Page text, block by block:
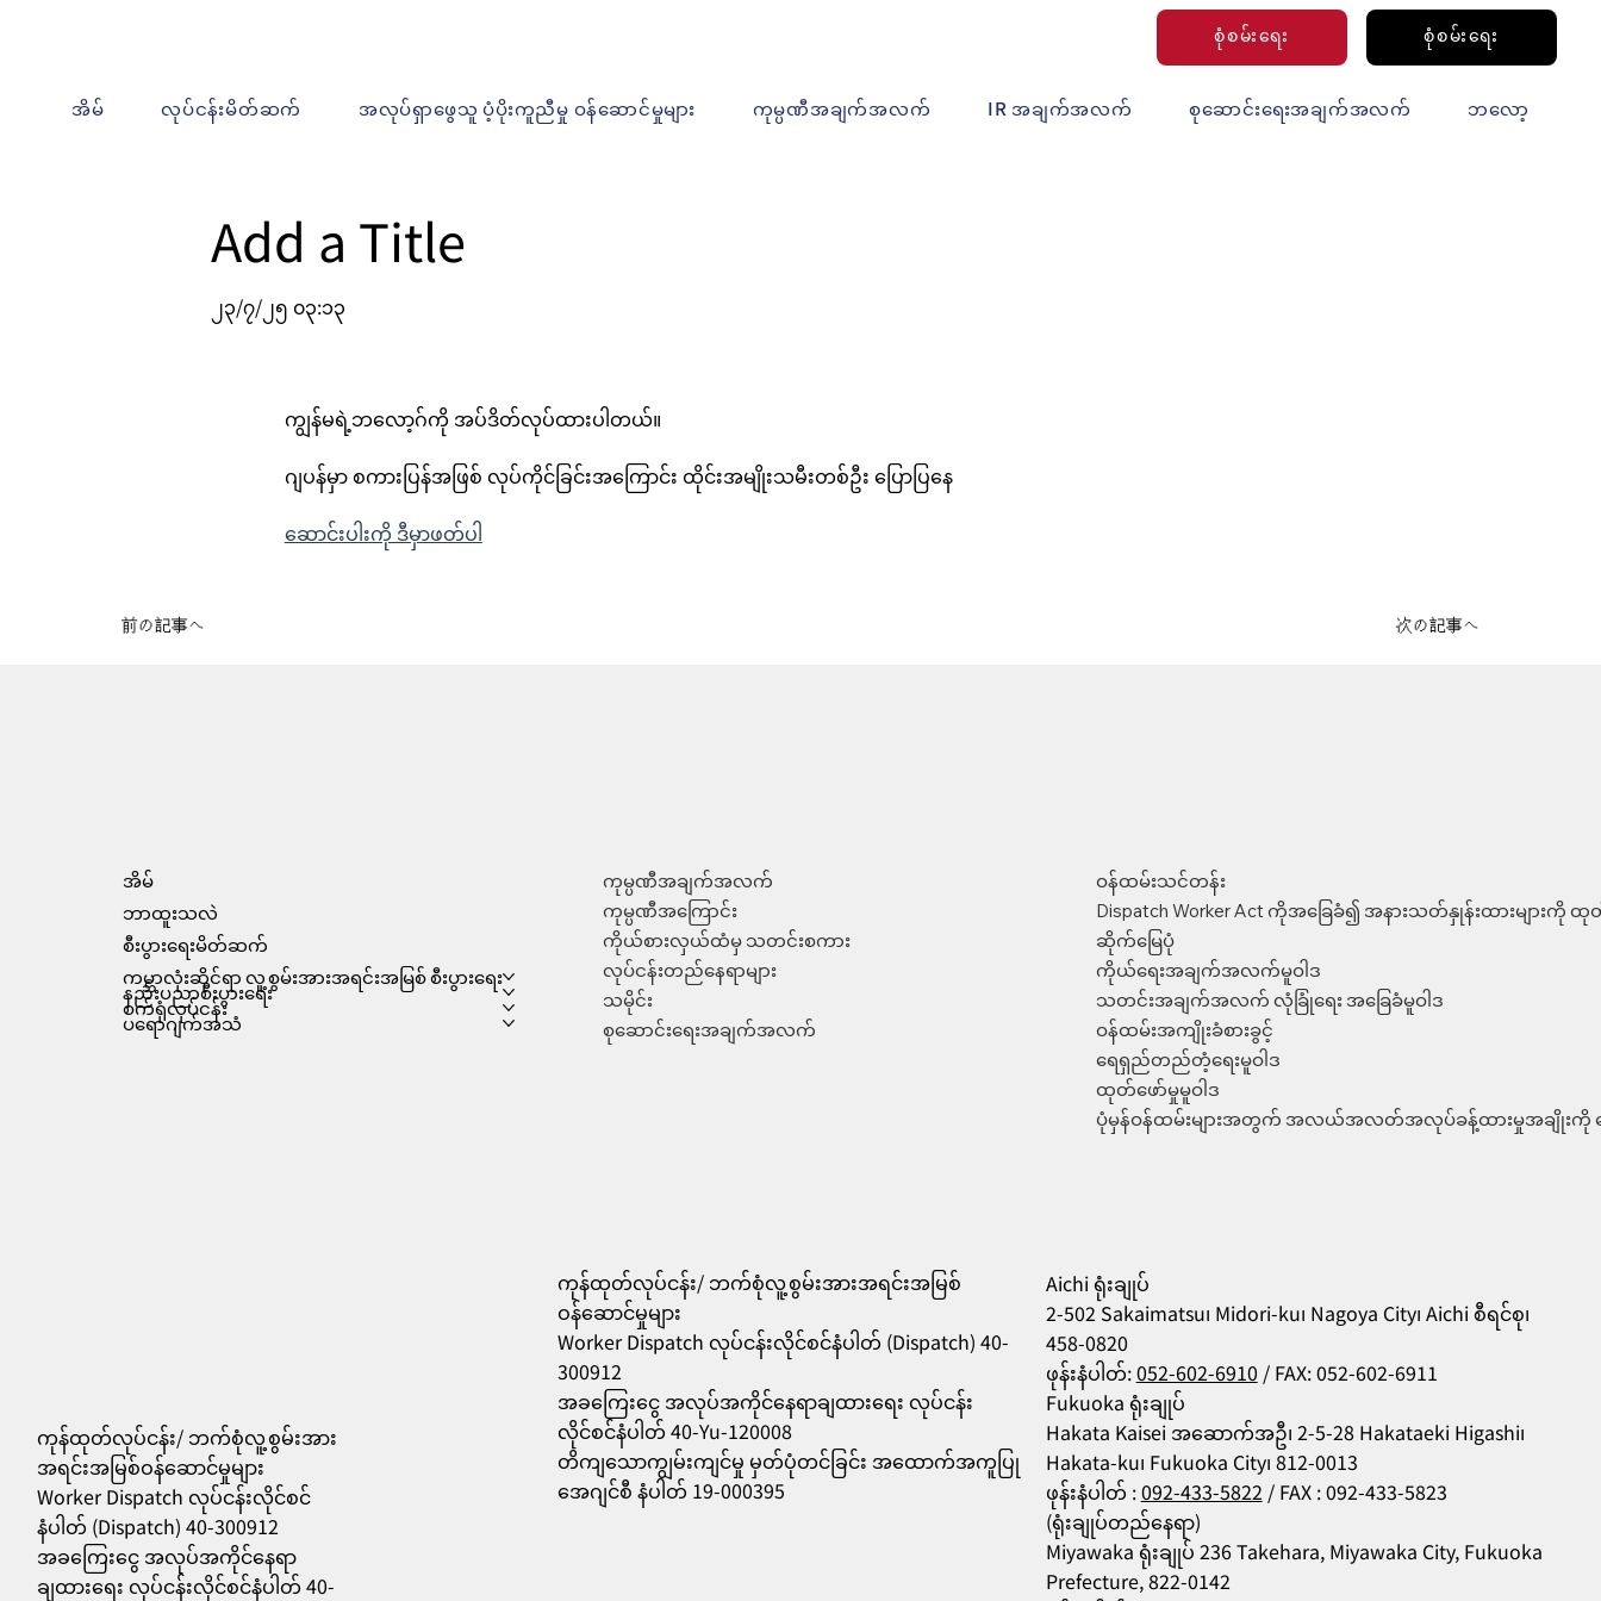
စုံစမ်းရေး စုံစမ်းရေး
အိမ် လုပ်ငန်းမိတ်ဆက် အလုပ်ရှာဖွေသူ ပံ့ပိုးကူညီမှု ဝန်ဆောင်မှုများ ကုမ္ပဏီအချက်အလက် IR အချက်အလက် စုဆောင်းရေးအချက်အလက် ဘလော့
Add a Title
၂၃/၇/၂၅ ၀၃:၁၃
前の記事へ 次の記事へ
ကျွန်မရဲ့ဘလော့ဂ်ကို အပ်ဒိတ်လုပ်ထားပါတယ်။
ဂျပန်မှာ စကားပြန်အဖြစ် လုပ်ကိုင်ခြင်းအကြောင်း ထိုင်းအမျိုးသမီးတစ်ဦး ပြောပြနေ
ဆောင်းပါးကို ဒီမှာဖတ်ပါ
အိမ်
ဘာထူးသလဲ
စီးပွားရေးမိတ်ဆက်
ကမ္ဘာလုံးဆိုင်ရာ လူ့စွမ်းအားအရင်းအမြစ် စီးပွားရေး
နည်းပညာစီးပွားရေး
စက်ရုံလုပ်ငန်း
ပရောဂျက်အသံ
ကုမ္ပဏီအချက်အလက်
ကုမ္ပဏီအကြောင်း
ကိုယ်စားလှယ်ထံမှ သတင်းစကား
လုပ်ငန်းတည်နေရာများ
သမိုင်း
စုဆောင်းရေးအချက်အလက်
ဝန်ထမ်းသင်တန်း
Dispatch Worker Act ကိုအခြေခံ၍ အနားသတ်နှုန်းထားများကို ထုတ်
ဆိုက်မြေပုံ
ကိုယ်ရေးအချက်အလက်မူဝါဒ
သတင်းအချက်အလက် လုံခြုံရေး အခြေခံမူဝါဒ
ဝန်ထမ်းအကျိုးခံစားခွင့်
ရေရှည်တည်တံ့ရေးမူဝါဒ
ထုတ်ဖော်မှုမူဝါဒ
ပုံမှန်ဝန်ထမ်းများအတွက် အလယ်အလတ်အလုပ်ခန့်ထားမှုအချိုးကို ကြေ
556
ကုန်ထုတ်လုပ်ငန်း/ ဘက်စုံလူ့စွမ်းအား
အရင်းအမြစ်ဝန်ဆောင်မှုများ
Worker Dispatch လုပ်ငန်းလိုင်စင်
နံပါတ် (Dispatch) 40-300912
အခကြေးငွေ အလုပ်အကိုင်နေရာ
ချထားရေး လုပ်ငန်းလိုင်စင်နံပါတ် 40-
ကုန်ထုတ်လုပ်ငန်း/ ဘက်စုံလူ့စွမ်းအားအရင်းအမြစ်
ဝန်ဆောင်မှုများ
Worker Dispatch လုပ်ငန်းလိုင်စင်နံပါတ် (Dispatch) 40-
300912
အခကြေးငွေ အလုပ်အကိုင်နေရာချထားရေး လုပ်ငန်း
လိုင်စင်နံပါတ် 40-Yu-120008
တိကျသောကျွမ်းကျင်မှု မှတ်ပုံတင်ခြင်း အထောက်အကူပြု
အေဂျင်စီ နံပါတ် 19-000395
Aichi ရုံးချုပ်
2-502 Sakaimatsu၊ Midori-ku၊ Nagoya City၊ Aichi စီရင်စု၊
458-0820
ဖုန်းနံပါတ်:052-602-6910 / FAX: 052-602-6911
Fukuoka ရုံးချုပ်
Hakata Kaisei အဆောက်အဦ၊ 2-5-28 Hakataeki Higashi၊
Hakata-ku၊ Fukuoka City၊ 812-0013
ဖုန်းနံပါတ် :092-433-5822 / FAX : 092-433-5823
(ရုံးချုပ်တည်နေရာ)
Miyawaka ရုံးချုပ် 236 Takehara, Miyawaka City, Fukuoka
Prefecture, 822-0142